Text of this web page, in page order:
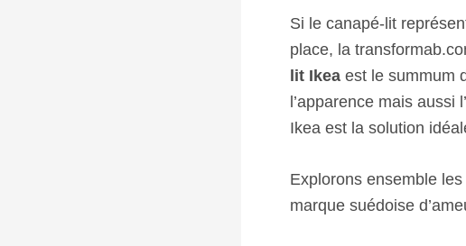
Si le canapé-lit
place, la
lit Ikea est le summum
l’apparence mais aussi
Ikea est la solution
Explorons ensemble
marque suédoise